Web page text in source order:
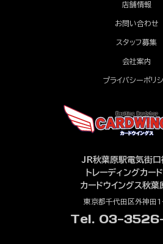
店舗情報
お問い合わせ
スタッフ募集
会社案内
プライバシーポリ
JR秋葉原駅電気街
トレーディングカー
カードウイングス秋
東京都千代田区外神
Tel. 03-